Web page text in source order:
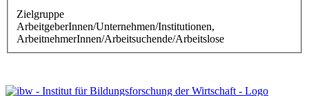
Zielgruppe
ArbeitgeberInnen/Unternehmen/Institutionen,
ArbeitnehmerInnen/Arbeitsuchende/Arbeitslose